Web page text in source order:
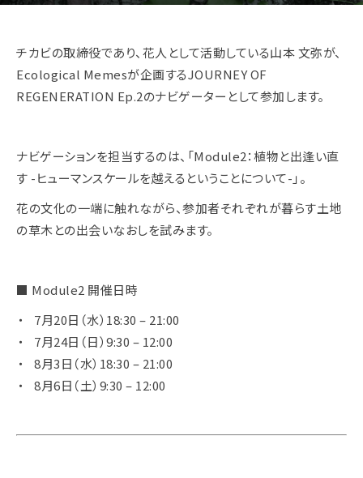
チカビの取締役であり、花人として活動している山本 文弥が、
Ecological Memesが企画するJOURNEY OF
REGENERATION Ep.2のナビゲーターとして参加します。
ナビゲーションを担当するのは、「Module2：植物と出逢い直
す -ヒューマンスケールを越えるということについて-」。
花の文化の一端に触れながら、参加者それぞれが暮らす土地
の草木との出会いなおしを試みます。
■ Module2 開催日時
7月20日（水）18:30 – 21:00
7月24日（日）9:30 – 12:00
8月3日（水）18:30 – 21:00
8月6日（土）9:30 – 12:00